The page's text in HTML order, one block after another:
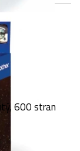
600 stran